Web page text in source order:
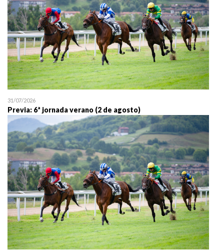
31/07/2026
Previa: 6ª jornada verano (2 de agosto)